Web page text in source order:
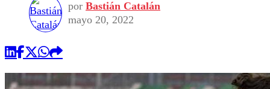
Seleccion Chilena
Torneo Internacional
Economía
Internacional
Opinión
por Bastián Catalán
mayo 20, 2022